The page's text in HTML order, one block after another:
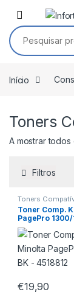
Saltar para
Pular para o
Pesquisar por:
Início
Toners
A mostrar todos
Filtros
Toners
Minolta
Toner Comp.
PagePro 1300/
4518812
€19,90